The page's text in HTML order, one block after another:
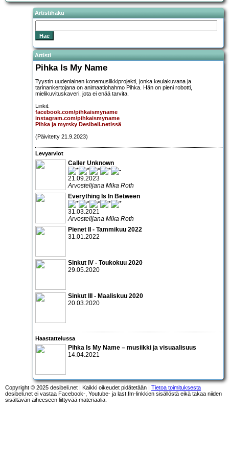
Artistihaku
Artisti
Pihka Is My Name
Tyystin uudenlainen konemusiikkiprojekti, jonka keulakuvana ja
tarinankertojana on animaatiohahmo Pihka. Hän on pieni robotti,
mielikuvituskaveri, jota ei enää tarvita.
Linkit:
facebook.com/pihkaismyname
instagram.com/pihkaismyname
Pihka ja myrsky Desibeli.netissä
(Päivitetty 21.9.2023)
Levyarviot
Caller Unknown
21.09.2023
Arvostelijana Mika Roth
Everything Is In Between
31.03.2021
Arvostelijana Mika Roth
Pienet II - Tammikuu 2022
31.01.2022
Sinkut IV - Toukokuu 2020
29.05.2020
Sinkut III - Maaliskuu 2020
20.03.2020
Haastattelussa
Pihka Is My Name – musiikki ja visuaalisuus
14.04.2021
Copyright © 2025 desibeli.net | Kaikki oikeudet pidätetään | Tietoa toimituksesta
desibeli.net ei vastaa Facebook-, Youtube- ja last.fm-linkkien sisällöstä eikä takaa niiden
sisältävän aiheeseen liittyvää materiaalia.